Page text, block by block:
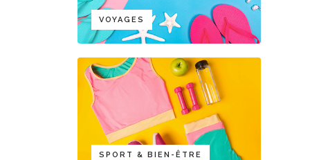
VOYAGES
SPORT & BIEN-ÊTRE